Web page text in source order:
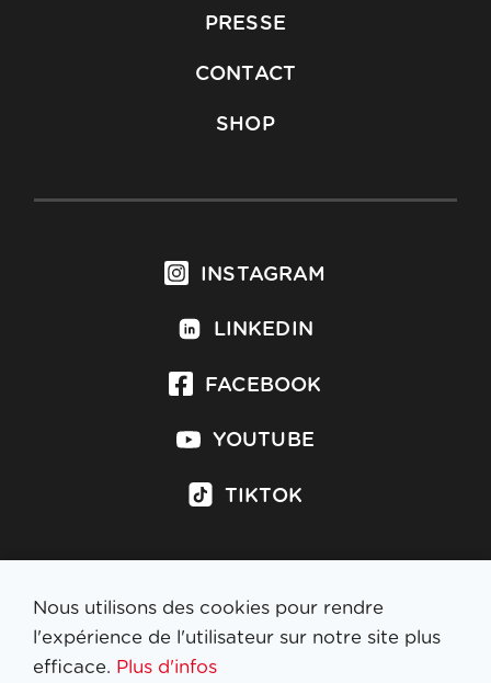
PRESSE
CONTACT
SHOP
INSTAGRAM
LINKEDIN
FACEBOOK
YOUTUBE
TIKTOK
S'inscrire à la newsletter
Nous utilisons des cookies pour rendre
l'expérience de l'utilisateur sur notre site plus
efficace. Plus d'infos